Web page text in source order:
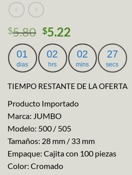
$5.80 $5.22
01
dias
02
hrs
02
mins
26
secs
TIEMPO RESTANTE DE LA OFERTA
Producto Importado
Marca: JUMBO
Modelo: 500 / 505
Tamaños: 28 mm / 33 mm
Empaque: Cajita con 100 piezas
Color: Cromado